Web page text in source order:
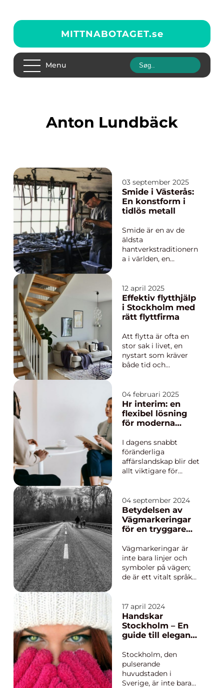
MITTNABOTAGET.se
Menu
Anton Lundbäck
03 september 2025
Smide i Västerås:
En konstform i
tidlös metall
Smide är en av de
äldsta
hantverkstraditionern
a i världen, en
kreativitet med fysiskt
arbete. Från antikens
svärdsmedar till
moderna
ner har smidet
fungerat som en n...
12 april 2025
Effektiv flytthjälp
i Stockholm med
rätt flyttfirma
Att flytta är ofta en
stor sak i livet, en
nystart som kräver
både tid och
Stockholm, där
tempot är högt och
platsen kanske
begränsad, kan det
att genomfö...
04 februari 2025
Hr interim: en
flexibel lösning
för moderna
I dagens snabbt
föränderliga
affärslandskap blir det
allt viktigare för
och effektivt till nya
utmaningar. En
central del av denna
anpassningsförmåga
företagen...
04 september 2024
Betydelsen av
Vägmarkeringar
för en tryggare
Vägmarkeringar är
inte bara linjer och
symboler på vägen;
de är ett vitalt språk
trafikanterna och
bidrar därmed till en
tryggare och mer
välordnad trafikmiljö.
17 april 2024
Handskar
Stockholm – En
guide till elegans
Stockholm, den
pulserande
huvudstaden i
Sverige, är inte bara